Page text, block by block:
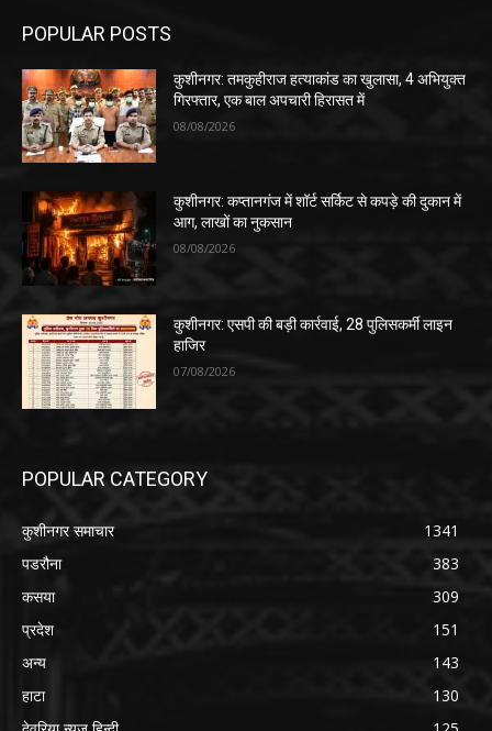
POPULAR POSTS
कुशीनगर: तमकुहीराज हत्याकांड का खुलासा, 4 अभियुक्त
गिरफ्तार, एक बाल अपचारी हिरासत में
08/08/2026
कुशीनगर: कप्तानगंज में शॉर्ट सर्किट से कपड़े की दुकान में
आग, लाखों का नुकसान
08/08/2026
कुशीनगर: एसपी की बड़ी कार्रवाई, 28 पुलिसकर्मी लाइन
हाजिर
07/08/2026
POPULAR CATEGORY
कुशीनगर समाचार
1341
पडरौना
383
कसया
309
प्रदेश
151
अन्य
143
हाटा
130